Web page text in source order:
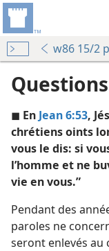
w86 15/2
◼ En Jean 6:53,
chrétiens oints
vous le dis: si
l’homme et ne
vie en vous.”
Pendant des
paroles ne
seront enlevés au